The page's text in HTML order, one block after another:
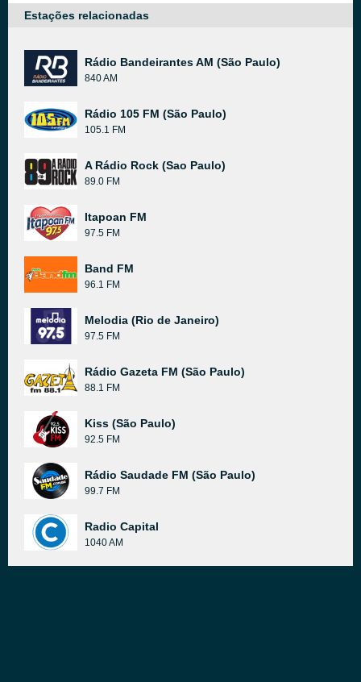
Estações relacionadas
Rádio Bandeirantes AM (São Paulo)
840 AM
Rádio 105 FM (São Paulo)
105.1 FM
A Rádio Rock (Sao Paulo)
89.0 FM
Itapoan FM
97.5 FM
Band FM
96.1 FM
Melodia (Rio de Janeiro)
97.5 FM
Rádio Gazeta FM (São Paulo)
88.1 FM
Kiss (São Paulo)
92.5 FM
Rádio Saudade FM (São Paulo)
99.7 FM
Radio Capital
1040 AM